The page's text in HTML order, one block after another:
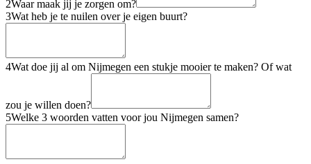
2Waar maak jij je zorgen om?
3Wat heb je te nuilen over je eigen buurt?
4Wat doe jij al om Nijmegen een stukje mooier te maken? Of wat
zou je willen doen?
5Welke 3 woorden vatten voor jou Nijmegen samen?